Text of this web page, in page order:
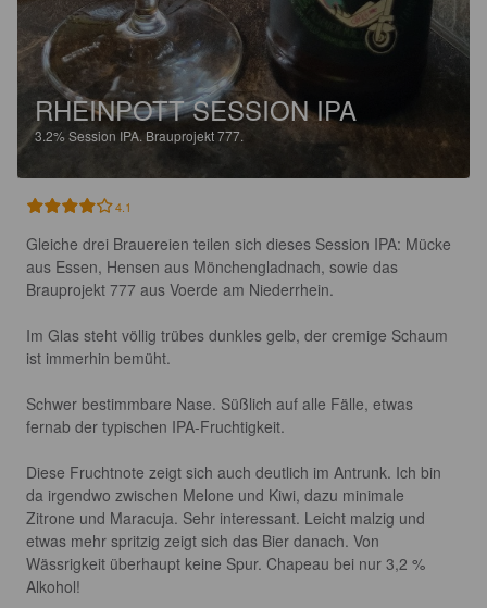
RHEINPOTT SESSION IPA
3.2%Session IPA.Brauprojekt 777.
4.1
Gleiche drei Brauereien teilen sich dieses Session IPA: Mücke
aus Essen, Hensen aus Mönchengladnach, sowie das
Brauprojekt 777 aus Voerde am Niederrhein.
Im Glas steht völlig trübes dunkles gelb, der cremige Schaum
ist immerhin bemüht.
Schwer bestimmbare Nase. Süßlich auf alle Fälle, etwas
fernab der typischen IPA-Fruchtigkeit.
Diese Fruchtnote zeigt sich auch deutlich im Antrunk. Ich bin
da irgendwo zwischen Melone und Kiwi, dazu minimale
Zitrone und Maracuja. Sehr interessant. Leicht malzig und
etwas mehr spritzig zeigt sich das Bier danach. Von
Wässrigkeit überhaupt keine Spur. Chapeau bei nur 3,2 %
Alkohol!